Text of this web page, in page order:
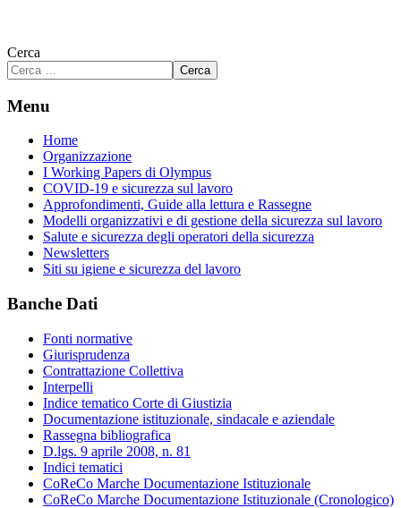
Cerca
Cerca
Menu
Home
Organizzazione
I Working Papers di Olympus
COVID-19 e sicurezza sul lavoro
Approfondimenti, Guide alla lettura e Rassegne
Modelli organizzativi e di gestione della sicurezza sul lavoro
Salute e sicurezza degli operatori della sicurezza
Newsletters
Siti su igiene e sicurezza del lavoro
Banche Dati
Fonti normative
Giurisprudenza
Contrattazione Collettiva
Interpelli
Indice tematico Corte di Giustizia
Documentazione istituzionale, sindacale e aziendale
Rassegna bibliografica
D.lgs. 9 aprile 2008, n. 81
Indici tematici
CoReCo Marche Documentazione Istituzionale
CoReCo Marche Documentazione Istituzionale (Cronologico)